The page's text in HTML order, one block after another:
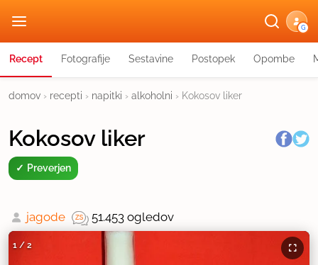
G
Recept Fotografije Sestavine Postopek Opombe
domov › recepti › napitki › alkoholni › Kokosov liker
Kokosov liker
Preverjen
jagode 51.453 ogledov
1 / 2